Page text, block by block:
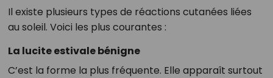
Il existe plusieurs types de réactions cutanées liées
au soleil. Voici les plus courantes :
La lucite estivale bénigne
C’est la forme la plus fréquente. Elle apparaît surtout